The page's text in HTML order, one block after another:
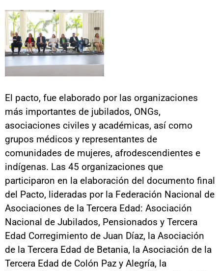
El pacto, fue elaborado por las organizaciones
más importantes de jubilados, ONGs,
asociaciones civiles y académicas, así como
grupos médicos y representantes de
comunidades de mujeres, afrodescendientes e
indígenas. Las 45 organizaciones que
participaron en la elaboración del documento final
del Pacto, lideradas por la Federación Nacional de
Asociaciones de la Tercera Edad: Asociación
Nacional de Jubilados, Pensionados y Tercera
Edad Corregimiento de Juan Díaz, la Asociación
de la Tercera Edad de Betania, la Asociación de la
Tercera Edad de Colón Paz y Alegría, la